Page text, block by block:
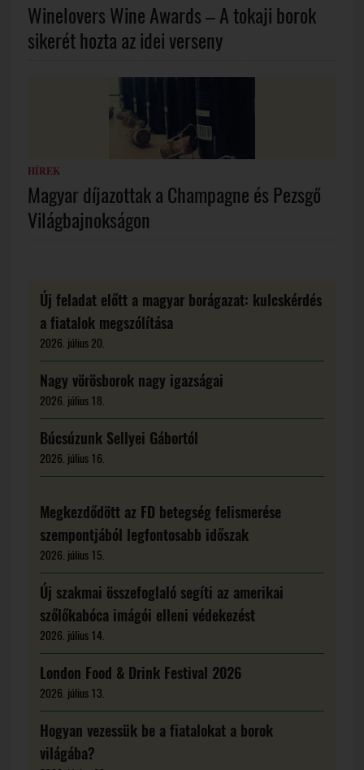
Winelovers Wine Awards – A tokaji borok
sikerét hozta az idei verseny
HÍREK
Magyar díjazottak a Champagne és Pezsgő
Világbajnokságon
Új feladat előtt a magyar borágazat: kulcskérdés
a fiatalok megszólítása
2026. július 20.
Nagy vörösborok nagy igazságai
2026. július 18.
Búcsúzunk Sellyei Gábortól
2026. július 16.
Megkezdődött az FD betegség felismerése
szempontjából legfontosabb időszak
2026. július 15.
Új szakmai összefoglaló segíti az amerikai
szőlőkabóca imágói elleni védekezést
2026. július 14.
London Food & Drink Festival 2026
2026. július 13.
Hogyan vezessük be a fiatalokat a borok
világába?